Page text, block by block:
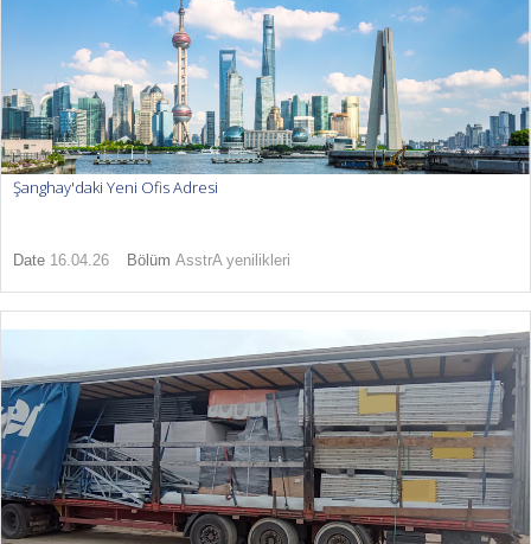
Şanghay'daki Yeni Ofis Adresi
Date 16.04.26 Bölüm AsstrA yenilikleri